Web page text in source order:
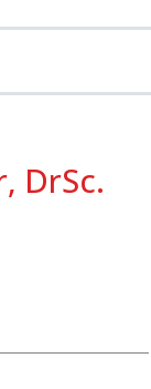
DrSc.